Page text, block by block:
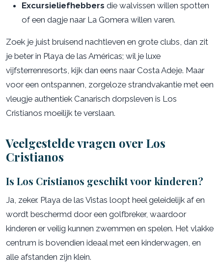
Excursieliefhebbers die walvissen willen spotten
of een dagje naar La Gomera willen varen.
Zoek je juist bruisend nachtleven en grote clubs, dan zit
je beter in Playa de las Américas; wil je luxe
vijfsterrenresorts, kijk dan eens naar Costa Adeje. Maar
voor een ontspannen, zorgeloze strandvakantie met een
vleugje authentiek Canarisch dorpsleven is Los
Cristianos moeilijk te verslaan.
Veelgestelde vragen over Los
Cristianos
Is Los Cristianos geschikt voor kinderen?
Ja, zeker. Playa de las Vistas loopt heel geleidelijk af en
wordt beschermd door een golfbreker, waardoor
kinderen er veilig kunnen zwemmen en spelen. Het vlakke
centrum is bovendien ideaal met een kinderwagen, en
alle afstanden zijn klein.